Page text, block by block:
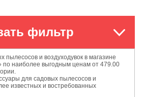
фильтр
пылесосов и воздуходувок в магазине
наиболее выгодным ценам от 479.00
для садовых пылесосов и
известных и востребованных